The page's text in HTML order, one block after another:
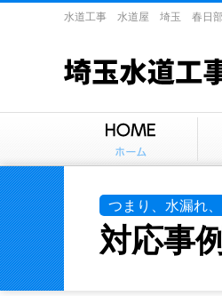
水道工事 水道屋 埼玉 春日
つまり、水漏れ
対応事